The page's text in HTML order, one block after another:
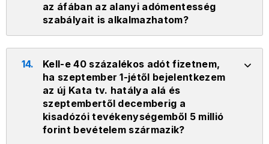
az áfában az alanyi adómentesség
szabályait is alkalmazhatom?
14.
Kell-e 40 százalékos adót fizetnem,
ha szeptember 1-jétől bejelentkezem
az új Kata tv. hatálya alá és
szeptembertől decemberig a
kisadózói tevékenységemből 5 millió
forint bevételem származik?